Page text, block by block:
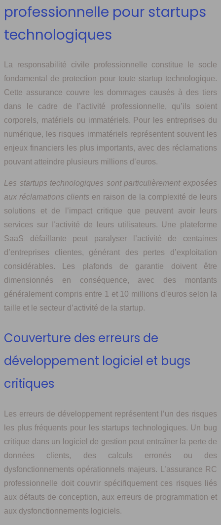
professionnelle pour startups
technologiques
La responsabilité civile professionnelle constitue le socle
fondamental de protection pour toute startup technologique.
Cette assurance couvre les dommages causés à des tiers
dans le cadre de l’activité professionnelle, qu’ils soient
corporels, matériels ou immatériels. Pour les entreprises du
numérique, les risques immatériels représentent souvent les
enjeux financiers les plus importants, avec des réclamations
pouvant atteindre plusieurs millions d’euros.
Les startups technologiques sont particulièrement exposées
aux réclamations clients en raison de la complexité de leurs
solutions et de l’impact critique que peuvent avoir leurs
services sur l’activité de leurs utilisateurs. Une plateforme
SaaS défaillante peut paralyser l’activité de centaines
d’entreprises clientes, générant des pertes d’exploitation
considérables. Les plafonds de garantie doivent être
dimensionnés en conséquence, avec des montants
généralement compris entre 1 et 10 millions d’euros selon la
taille et le secteur d’activité de la startup.
Couverture des erreurs de
développement logiciel et bugs
critiques
Les erreurs de développement représentent l’un des risques
les plus fréquents pour les startups technologiques. Un bug
critique dans un logiciel de gestion peut entraîner la perte de
données clients, des calculs erronés ou des
dysfonctionnements opérationnels majeurs. L’assurance RC
professionnelle doit couvrir spécifiquement ces risques liés
aux défauts de conception, aux erreurs de programmation et
aux dysfonctionnements logiciels.